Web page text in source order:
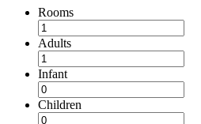
Rooms
Adults
Infant
Children